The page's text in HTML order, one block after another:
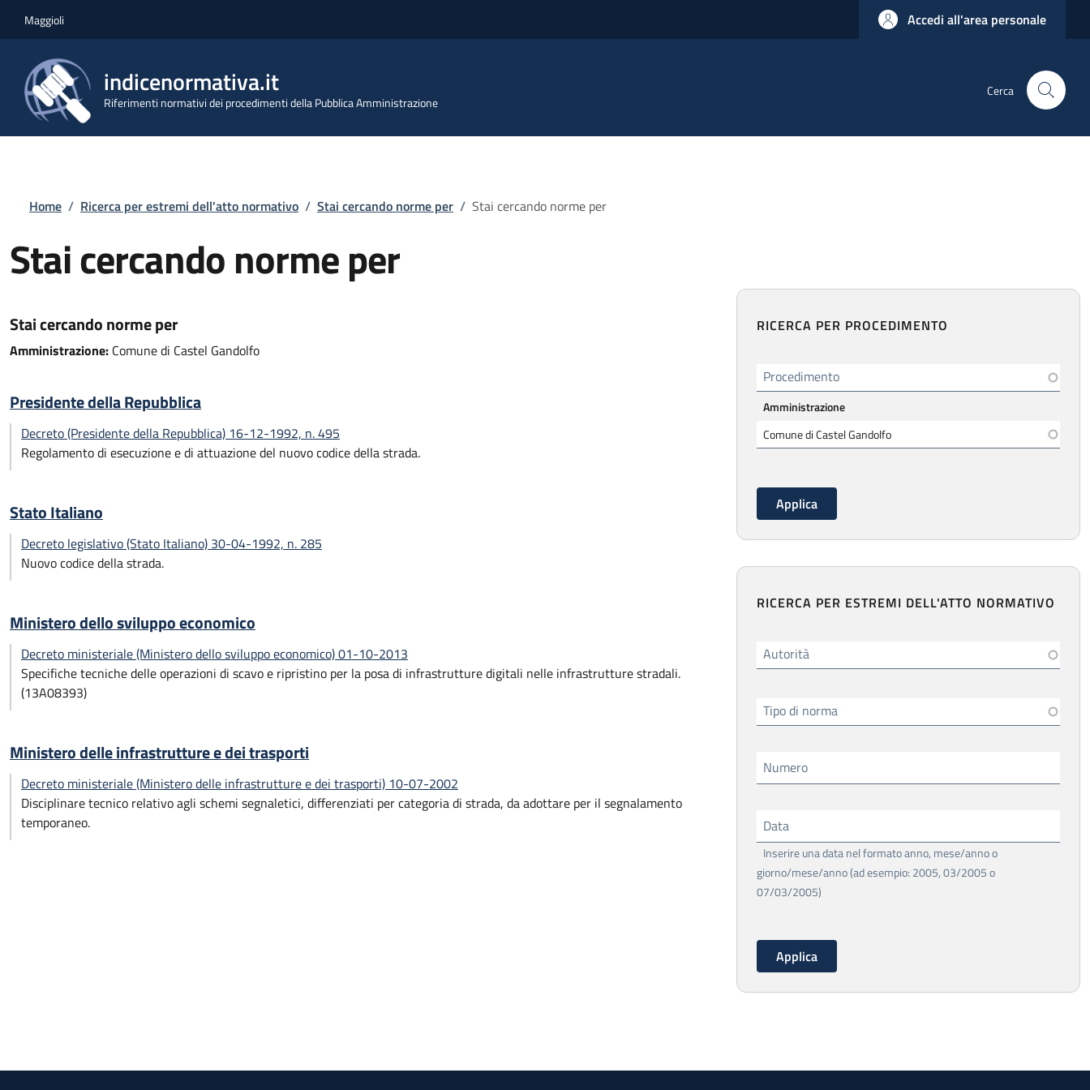
Maggioli Accedi all'area personale
indicenormativa.it
Riferimenti normativi dei procedimenti della Pubblica Amministrazione
Cerca
Briciole di pane
Home / Ricerca per estremi dell'atto normativo / Stai cercando norme per / Stai cercando norme per
Stai cercando norme per
Stai cercando norme per
Amministrazione: Comune di Castel Gandolfo
Presidente della Repubblica
Decreto (Presidente della Repubblica) 16-12-1992, n. 495
Regolamento di esecuzione e di attuazione del nuovo codice della strada.
Stato Italiano
Decreto legislativo (Stato Italiano) 30-04-1992, n. 285
Nuovo codice della strada.
Ministero dello sviluppo economico
Decreto ministeriale (Ministero dello sviluppo economico) 01-10-2013
Specifiche tecniche delle operazioni di scavo e ripristino per la posa di infrastrutture digitali nelle infrastrutture stradali.
(13A08393)
Ministero delle infrastrutture e dei trasporti
Decreto ministeriale (Ministero delle infrastrutture e dei trasporti) 10-07-2002
Disciplinare tecnico relativo agli schemi segnaletici, differenziati per categoria di strada, da adottare per il segnalamento
temporaneo.
RICERCA PER PROCEDIMENTO
Procedimento
Amministrazione
RICERCA PER ESTREMI DELL'ATTO NORMATIVO
Autorità
Tipo di norma
Numero
Data
Inserire una data nel formato anno, mese/anno o
giorno/mese/anno (ad esempio: 2005, 03/2005 o
07/03/2005)